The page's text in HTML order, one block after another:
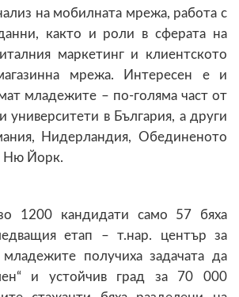
на мобилната мрежа, работа с
както и роли в сферата на
маркетинг и клиентското
мрежа. Интересен е и
младежите – по-голяма част от
университети в България, а други
Нидерландия, Обединеното
Ню Йорк.
1200 кандидати само 57 бяха
етап – т.нар. център за
получиха задачата да
и устойчив град за 70 000